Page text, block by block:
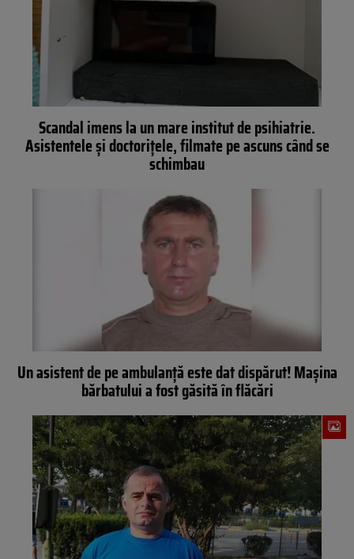
Scandal imens la un mare institut de psihiatrie.
Asistentele și doctorițele, filmate pe ascuns când se
schimbau
Un asistent de pe ambulanță este dat dispărut! Mașina
bărbatului a fost găsită în flăcări